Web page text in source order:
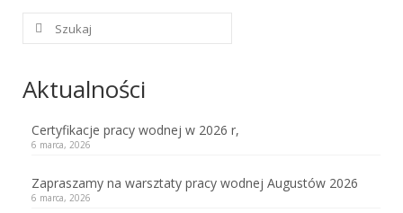
Adopcje
Sekcja Dogoterapii
Dogoteriapia Informacje
Szuklaj
Aktualności
Certyfikacje pracy wodnej w 2026 r,
6 marca, 2026
Zapraszamy na warsztaty pracy wodnej Augustów 2026
6 marca, 2026